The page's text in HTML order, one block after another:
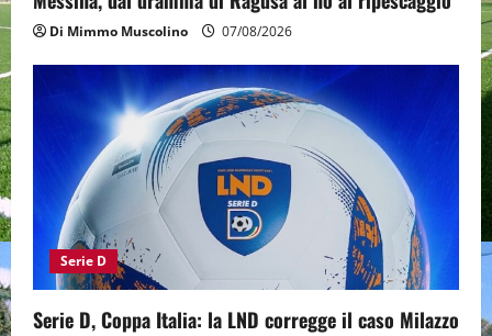
Di Mimmo Muscolino 07/08/2026
Serie D
Serie D, Coppa Italia: la LND corregge il caso Milazzo